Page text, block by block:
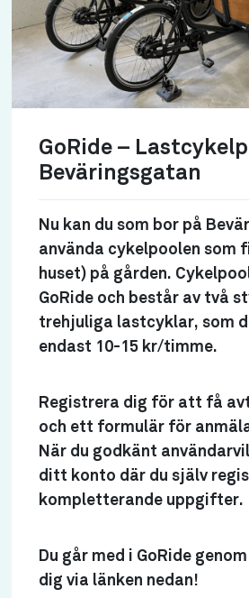
GoRide –
Beväringsgatan
Nu kan du som bor på
använda cykelpoolen som
huset) på gården.
GoRide och består av två
trehjuliga lastcyklar, som
endast 10-15 kr/timme.
Registrera dig för att få
och ett formulär för
När du godkänt
ditt konto där du själv
kompletterande uppgifter.
Du går med i GoRide
dig via länken nedan!